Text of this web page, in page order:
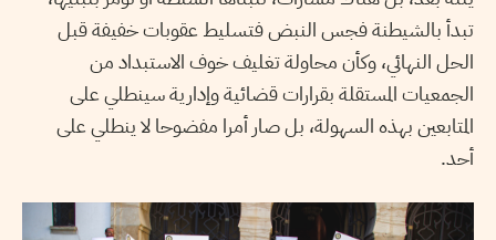
تبدأ بالشيطنة فجس النبض فتسليط عقوبات خفيفة قبل
الحل النهائي، وكأن محاولة تغليف خوف الاستبداد من
الجمعيات المستقلة بقرارات قضائية وإدارية سينطلي على
المتابعين بهذه السهولة، بل صار أمرا مفضوحا لا ينطلي على
أحد.